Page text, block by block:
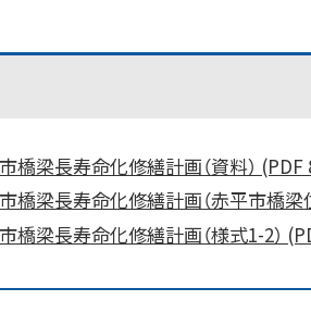
橋梁長寿命化修繕計画（資料） (PDF
橋梁長寿命化修繕計画（赤平市橋梁
橋梁長寿命化修繕計画（様式1-2）